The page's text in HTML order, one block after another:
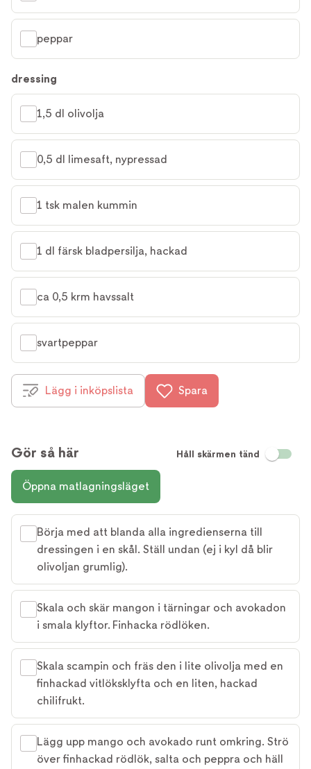
peppar
dressing
1,5 dl olivolja
0,5 dl limesaft, nypressad
1 tsk malen kummin
1 dl färsk bladpersilja, hackad
ca 0,5 krm havssalt
svartpeppar
Lägg i inköpslista Spara
Gör så här Håll skärmen tänd
Öppna matlagningsläget
Börja med att blanda alla ingredienserna till
dressingen i en skål. Ställ undan (ej i kyl då blir
olivoljan grumlig).
Skala och skär mangon i tärningar och avokadon
i smala klyftor. Finhacka rödlöken.
Skala scampin och fräs den i lite olivolja med en
finhackad vitlöksklyfta och en liten, hackad
chilifrukt.
Lägg upp mango och avokado runt omkring. Strö
över finhackad rödlök, salta och peppra och häll